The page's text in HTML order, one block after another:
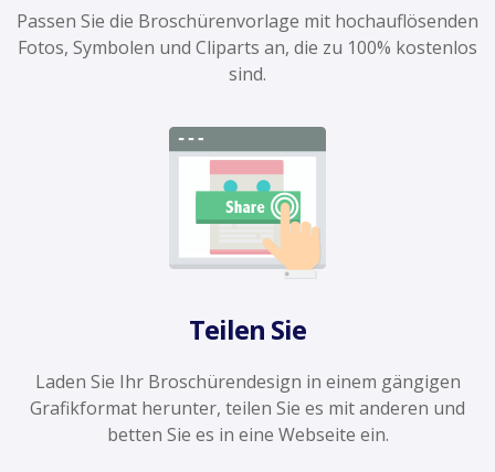
Passen Sie die Broschürenvorlage mit hochauflösenden
Fotos, Symbolen und Cliparts an, die zu 100% kostenlos
sind.
Teilen Sie
Laden Sie Ihr Broschürendesign in einem gängigen
Grafikformat herunter, teilen Sie es mit anderen und
betten Sie es in eine Webseite ein.